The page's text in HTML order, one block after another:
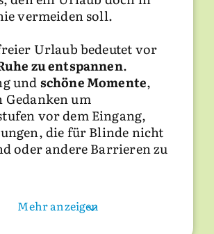
vermeiden soll.
Urlaub bedeutet vor
zu entspannen.
undschöne Momente,
Gedanken um
vor dem Eingang,
die für Blinde nicht
oder andere Barrieren zu
Mehr anzeigen
Ruhe und schöne
schönen und
Zeit.
Mehr anzeigen